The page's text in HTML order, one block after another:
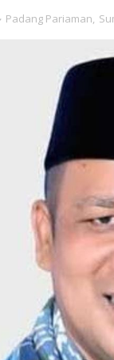
Padang Pariaman,